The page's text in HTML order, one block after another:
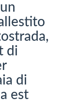
di
di
est